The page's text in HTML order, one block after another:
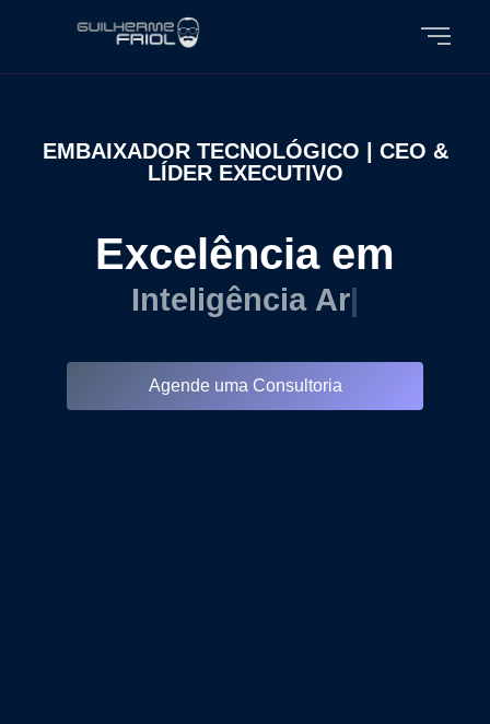
EMBAIXADOR TECNOLÓGICO | CEO &
LÍDER EXECUTIVO
Excelência em
teligência Artifi
Agende uma Consultoria